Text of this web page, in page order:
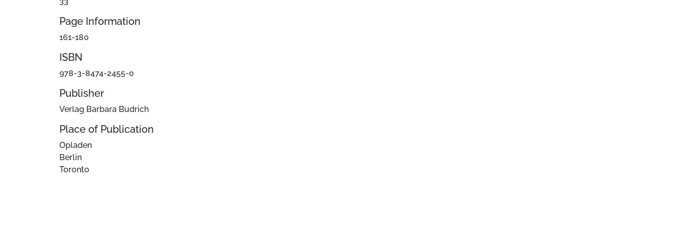
Page Information
161-180
ISBN
978-3-8474-2455-0
Publisher
Verlag Barbara Budrich
Place of Publication
Opladen
Berlin
Toronto